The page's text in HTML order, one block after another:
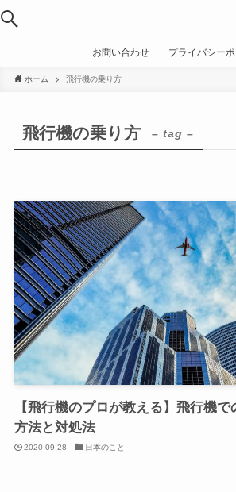
お問い合わせ プライバシー
ホーム 飛行機の乗り方
飛行機の乗り方 – tag –
【飛行機のプロが教える】飛行機
方法と対処法
2020.09.28 日本のこと